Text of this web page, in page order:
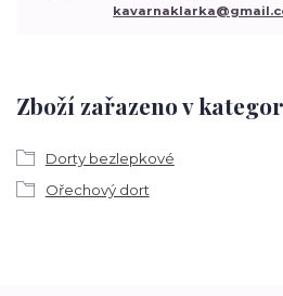
Zboží zařazeno v
Dorty bezlepkové
Ořechový dort